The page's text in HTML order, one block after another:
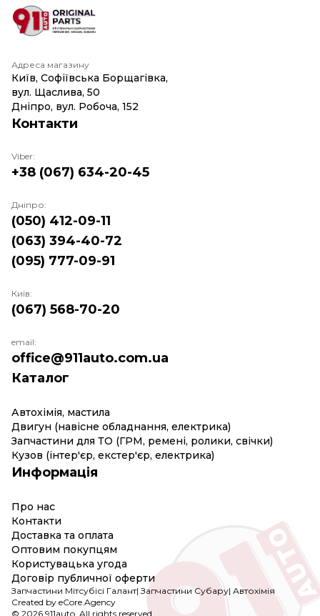
Адреса магазину
Київ, Софіївська Борщагівка,
вул. Щаслива, 50
Дніпро, вул. Робоча, 152
Каталог
Автохімія, мастила
Двигун (навісне обладнання, електрика)
Запчастини для ТО (ГРМ, ремені, ролики, свічки)
Кузов (інтер'єр, екстер'єр, електрика)
Информація
Про нас
Контакти
Доставка та оплата
Оптовим покупцям
Користувацька угода
Договір публичної оферти
Контакти
Viber:
+38 (067) 634-20-45
Дніпро:
(050) 412-09-11
(063) 394-40-72
(095) 777-09-91
Київ:
(067) 568-70-20
email:
office@911auto.com.ua
Created by eCore.Agency
Запчастини Мітсубісі Галант|Запчастини Субару| Автохімія
© 2026 911auto. All rights reserved